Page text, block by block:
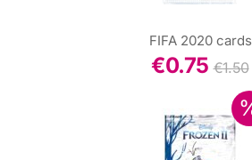
FIFA 2020 cards
€0.75 €1.50